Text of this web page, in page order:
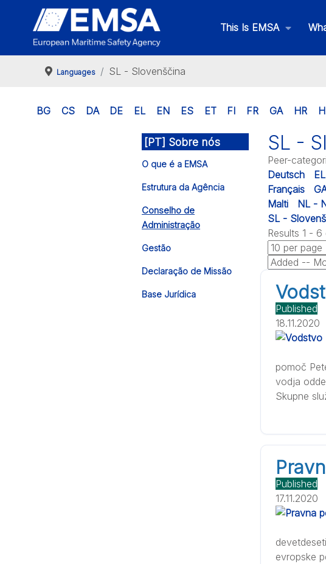
This Is EMSA
Languages SL - Slovenščina
BG CS DA DE EL EN ES ET FI FR GA HR
[PT] Sobre nós
O que é a EMSA
Estrutura da Agência
Conselho de
Administração
Gestão
Declaração de Missão
Base Jurídica
SL -
Peer-
Deutsch
Français
Malti
NL -
SL -
Results 1 -
Published
18.11.2020
pomoč
vodja
Skupne
Published
17.11.2020
evropske